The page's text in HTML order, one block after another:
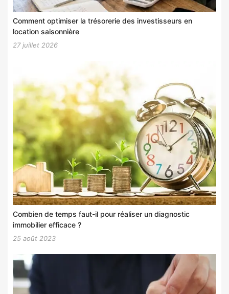
Comment optimiser la trésorerie des investisseurs en
location saisonnière
27 juillet 2026
Combien de temps faut-il pour réaliser un diagnostic
immobilier efficace ?
25 août 2023